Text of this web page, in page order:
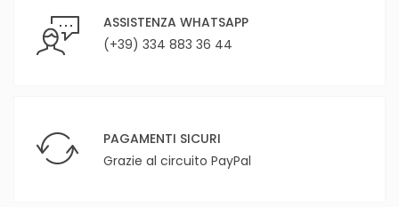
ASSISTENZA WHATSAPP
(+39) 334 883 36 44
PAGAMENTI SICURI
Grazie al circuito PayPal